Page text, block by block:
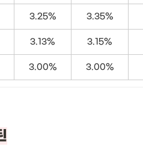
3.25% 3.35%
3.13% 3.15%
3.00% 3.00%